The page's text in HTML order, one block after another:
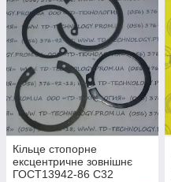
Кільце стопорне
ексцентричне зовнішнє
ГОСТ13942-86 С32